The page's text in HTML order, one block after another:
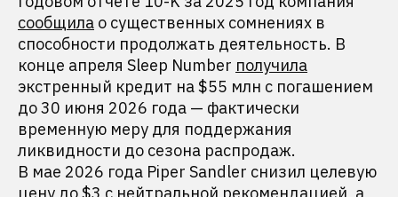
сообщила о существенных сомнениях в
способности продолжать деятельность. В
конце апреля Sleep Number получила
экстренный кредит на $55 млн с погашением
до 30 июня 2026 года — фактически
временную меру для поддержания
ликвидности до сезона распродаж.
В мае 2026 года Piper Sandler снизил целевую
цену до $3 с нейтральной рекомендацией, а